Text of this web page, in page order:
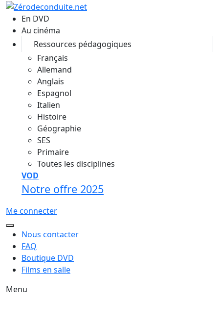
Aller au contenu principal
En DVD
Au cinéma
Ressources pédagogiques
Français
Allemand
Anglais
Espagnol
Italien
Histoire
Géographie
SES
Primaire
Toutes les disciplines
VOD
Notre offre 2025
Me connecter
Nous contacter
FAQ
Boutique DVD
Films en salle
Menu